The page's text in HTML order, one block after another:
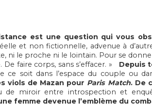
est une question qui vous
et non fictionnelle, advenue à
ni le proche ni le lointain. Pour se
De faire corps, sans s’effacer. » Depuis
ce soit dans l’espace du couple ou
viols de Mazan pour Paris Match. De
de miroir entre introspection et
femme devenue l’emblème du